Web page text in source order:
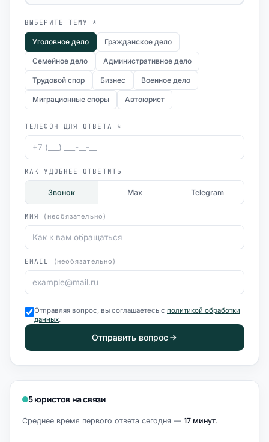
ВЫБЕРИТЕ ТЕМУ *
Уголовное дело Гражданское дело
Семейное дело Административное дело
Трудовой спор Бизнес Военное дело
Миграционные споры Автоюрист
ТЕЛЕФОН ДЛЯ ОТВЕТА *
КАК УДОБНЕЕ ОТВЕТИТЬ
Звонок Max Telegram
ИМЯ (необязательно)
EMAIL (необязательно)
Отправляя вопрос, вы соглашаетесь с политикой обработки
данных.
Отправить вопрос
5 юристов на связи
Среднее время первого ответа сегодня — 17 минут.